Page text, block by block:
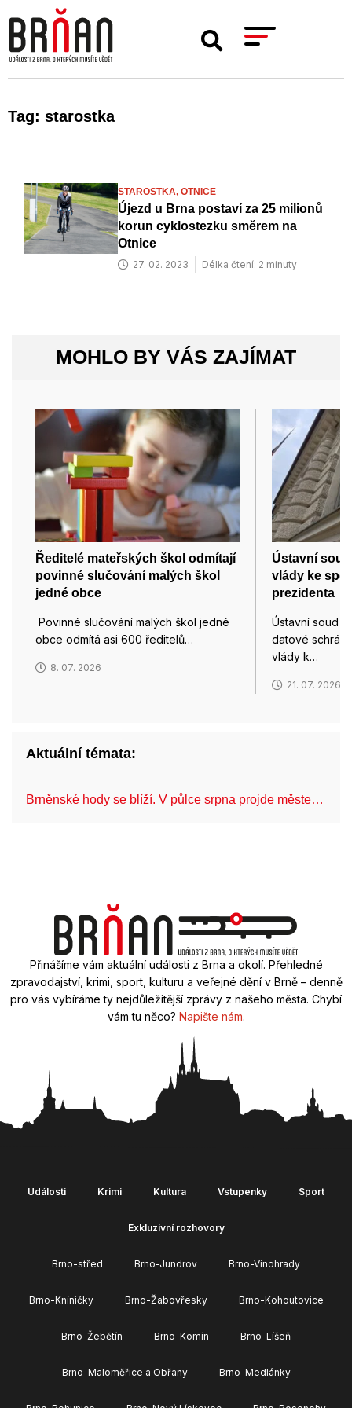
Tag: starostka
STAROSTKA, OTNICE
Újezd u Brna postaví za 25 milionů
korun cyklostezku směrem na
Otnice
27. 02. 2023 Délka čtení: 2 minuty
MOHLO BY VÁS ZAJÍMAT
Ředitelé mateřských škol odmítají
povinné slučování malých škol
jedné obce
Povinné slučování malých škol jedné
obce odmítá asi 600 ředitelů…
8. 07. 2026
Ústavní
vlády ke
prezidenta
Ústavní soud
datové
vlády k…
21. 07. 2026
Aktuální témata:
Brněnské hody se blíží. V půlce srpna projde měste…
Přinášíme vám aktuální události z Brna a okolí. Přehledné
zpravodajství, krimi, sport, kulturu a veřejné dění v Brně – denně
pro vás vybíráme ty nejdůležitější zprávy z našeho města. Chybí
vám tu něco? Napište nám.
Události Krimi Kultura Vstupenky Sport
Exkluzivní rozhovory
Brno-střed Brno-Jundrov Brno-Vinohrady
Brno-Kníničky Brno-Žabovřesky Brno-Kohoutovice
Brno-Žebětín Brno-Komín Brno-Líšeň
Brno-Maloměřice a Obřany Brno-Medlánky